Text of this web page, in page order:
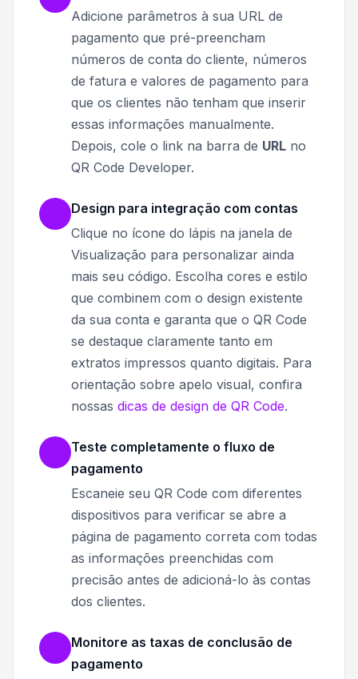
Adicione parâmetros à sua URL de
pagamento que pré-preencham
números de conta do cliente, números
de fatura e valores de pagamento para
que os clientes não tenham que inserir
essas informações manualmente.
Depois, cole o link na barra de URL no
QR Code Developer.
Design para integração com contas
Clique no ícone do lápis na janela de
Visualização para personalizar ainda
mais seu código. Escolha cores e estilo
que combinem com o design existente
da sua conta e garanta que o QR Code
se destaque claramente tanto em
extratos impressos quanto digitais. Para
orientação sobre apelo visual, confira
nossas dicas de design de QR Code.
Teste completamente o fluxo de
pagamento
Escaneie seu QR Code com diferentes
dispositivos para verificar se abre a
página de pagamento correta com todas
as informações preenchidas com
precisão antes de adicioná-lo às contas
dos clientes.
Monitore as taxas de conclusão de
pagamento